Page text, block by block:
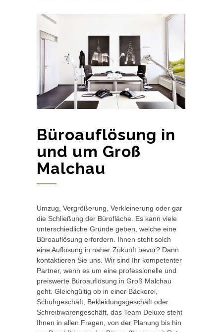
Büroauflösung in
und um Groß
Malchau
Umzug, Vergrößerung, Verkleinerung oder gar
die Schließung der Bürofläche. Es kann viele
unterschiedliche Gründe geben, welche eine
Büroauflösung erfordern. Ihnen steht solch
eine Auflösung in naher Zukunft bevor? Dann
kontaktieren Sie uns. Wir sind Ihr kompetenter
Partner, wenn es um eine professionelle und
preiswerte Büroauflösung in Groß Malchau
geht. Gleichgültig ob in einer Bäckerei,
Schuhgeschäft, Bekleidungsgeschäft oder
Schreibwarengeschäft, das Team Deluxe steht
Ihnen in allen Fragen, von der Planung bis hin